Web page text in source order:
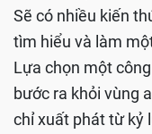
Sẽ có nhiều kiến
tìm hiểu và làm
Lựa chọn một
bước ra khỏi vùng
chỉ xuất phát từ kỷ